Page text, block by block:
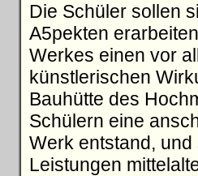
Die Schüler sollen
A5pekten
Werkes einen vor
künstlerischen
Bauhütte des
Schülern eine
Werk entstand,
Leistungen